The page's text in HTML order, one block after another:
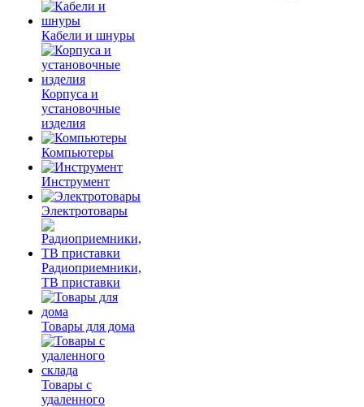
Кабели и шнуры
Корпуса и
установочные
изделия
Компьютеры
Инструмент
Электротовары
Радиоприемники,
ТВ приставки
Товары для дома
Товары с
удаленного